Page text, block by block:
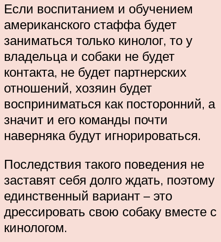
Если воспитанием и обучением
американского стаффа будет
заниматься только кинолог, то у
владельца и собаки не будет
контакта, не будет партнерских
отношений, хозяин будет
восприниматься как посторонний, а
значит и его команды почти
наверняка будут игнорироваться.
Последствия такого поведения не
заставят себя долго ждать, поэтому
единственный вариант – это
дрессировать свою собаку вместе с
кинологом.